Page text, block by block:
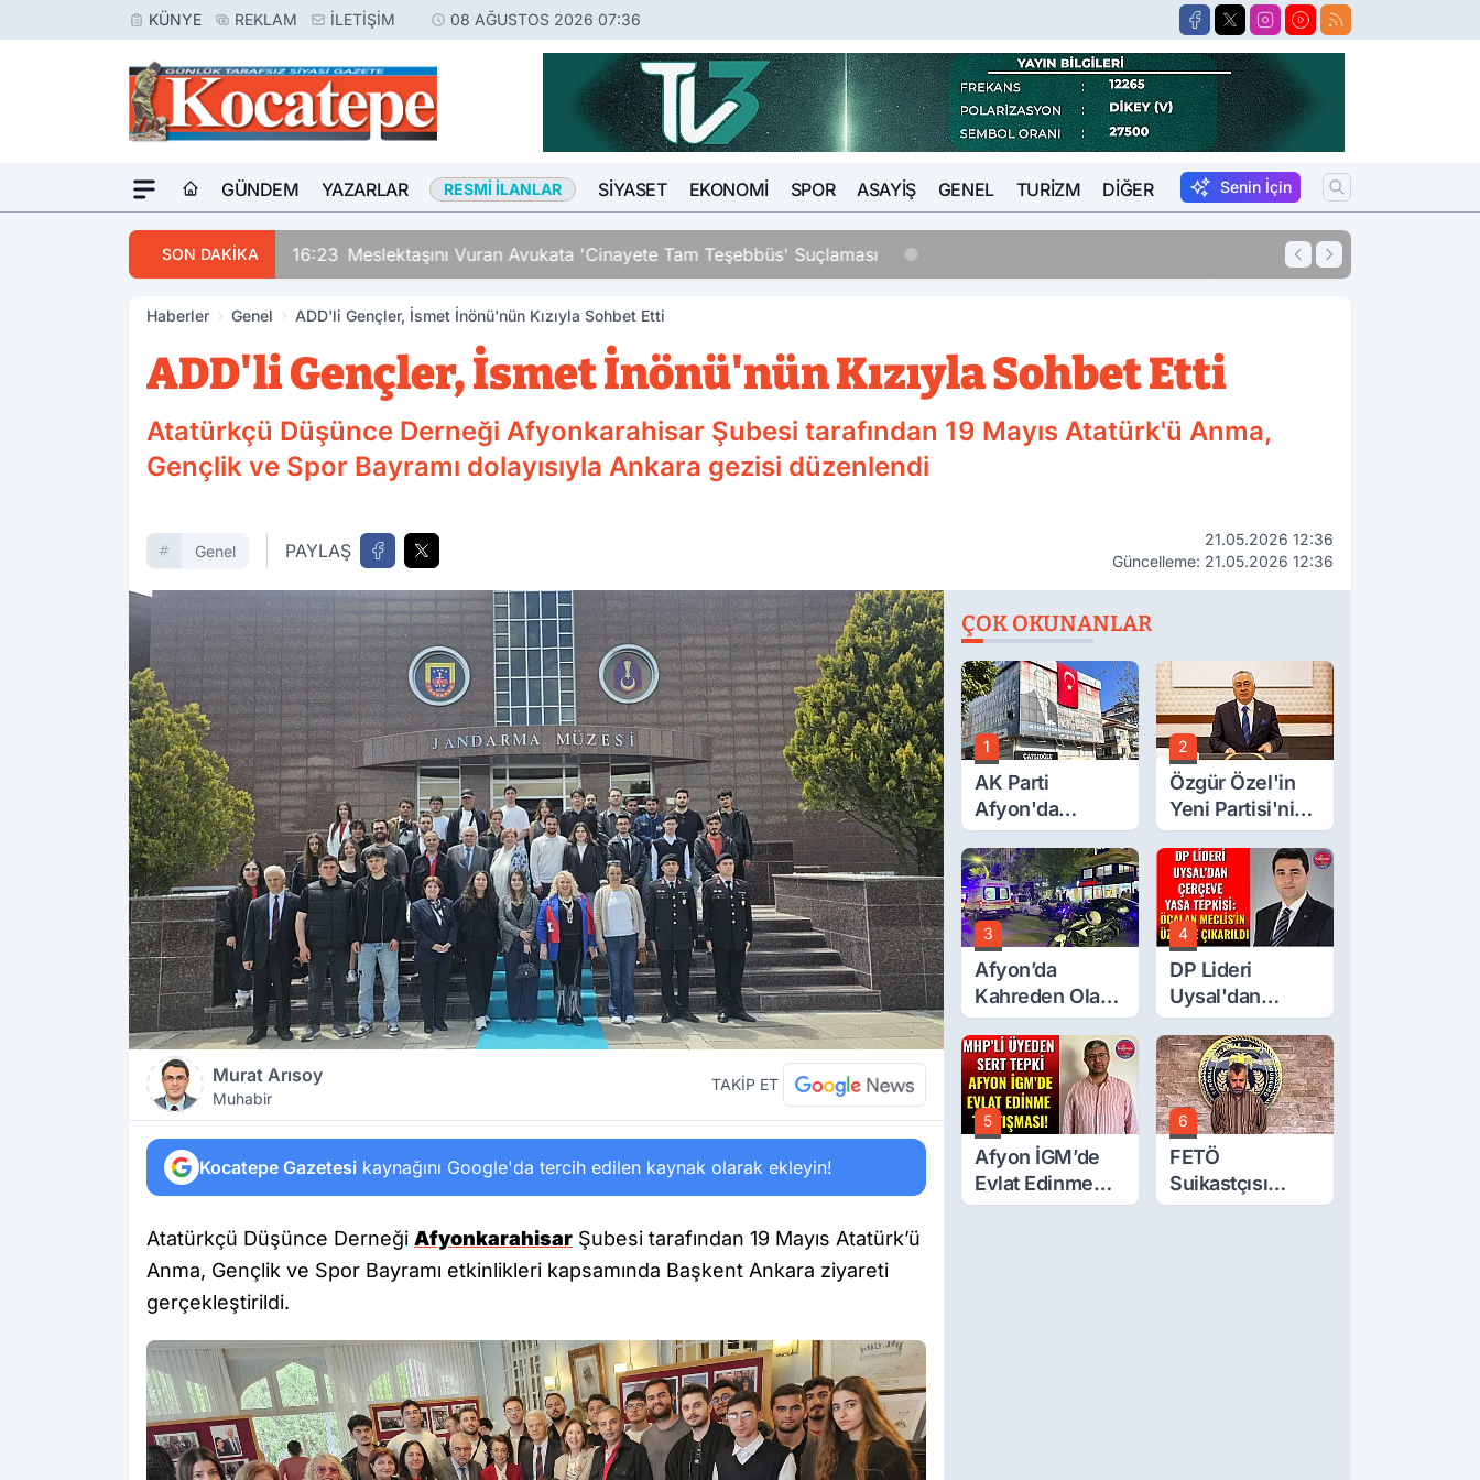
KÜNYE REKLAM İLETIŞIM 08 AĞUSTOS 2026 07:36
GÜNDEM YAZARLAR RESMI İLANLAR SIYASET EKONOMI SPOR ASAYIŞ GENEL TURIZM DIĞER Senin İçin
SON DAKİKA 16:23 Meslektaşını Vuran Avukata 'Cinayete Tam Teşebbüs' Suçlaması 11:54 10 Yıl Kesinleşmiş
Haberler Genel ADD'li Gençler, İsmet İnönü'nün Kızıyla Sohbet Etti
ADD'li Gençler, İsmet İnönü'nün Kızıyla Sohbet Etti
Atatürkçü Düşünce Derneği Afyonkarahisar Şubesi tarafından 19 Mayıs Atatürk'ü Anma,
Gençlik ve Spor Bayramı dolayısıyla Ankara gezisi düzenlendi
Genel PAYLAŞ
21.05.2026 12:36
Güncelleme: 21.05.2026 12:36
Murat Arısoy
Muhabir
TAKİP ET
Kocatepe Gazetesi kaynağını Google'da tercih edilen kaynak olarak ekleyin!
Atatürkçü Düşünce Derneği Afyonkarahisar Şubesi tarafından 19 Mayıs Atatürk’ü
Anma, Gençlik ve Spor Bayramı etkinlikleri kapsamında Başkent Ankara ziyareti
gerçekleştirildi.
ÇOK OKUNANLAR
1
AK Parti
Afyon'da
Turgay Şahin'in
Ardından Bir
Şok Daha!
2
Özgür Özel'in
Yeni Partisi'nin
Afyon Başkanı
Belli Oldu
3
Afyon’da
Kahreden Olay:
6 Yaşındaki
Çocuk 6. Kattan
Düştü
4
DP Lideri
Uysal'dan
Çerçeve Yasa
Tepkisi: Öcalan
Meclis'in
Üzerine Çıkarıldı
5
Afyon İGM’de
Evlat Edinme
Tartışması!
6
FETÖ
Suikastçısı
Burkay